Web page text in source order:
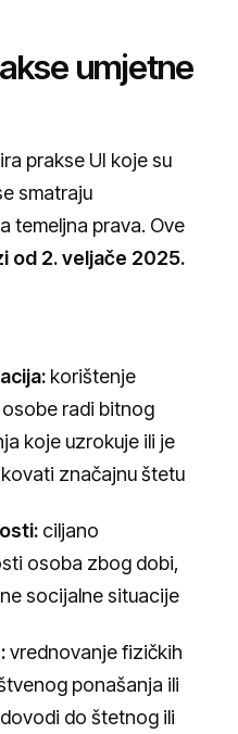
umjetne
prakse UI koje su
smatraju
temeljna prava. Ove
od 2. veljače 2025.
korištenje
radi bitnog
koje uzrokuje ili je
značajnu štetu
ciljano
osoba zbog dobi,
socijalne situacije
vrednovanje fizičkih
ponašanja ili
do štetnog ili